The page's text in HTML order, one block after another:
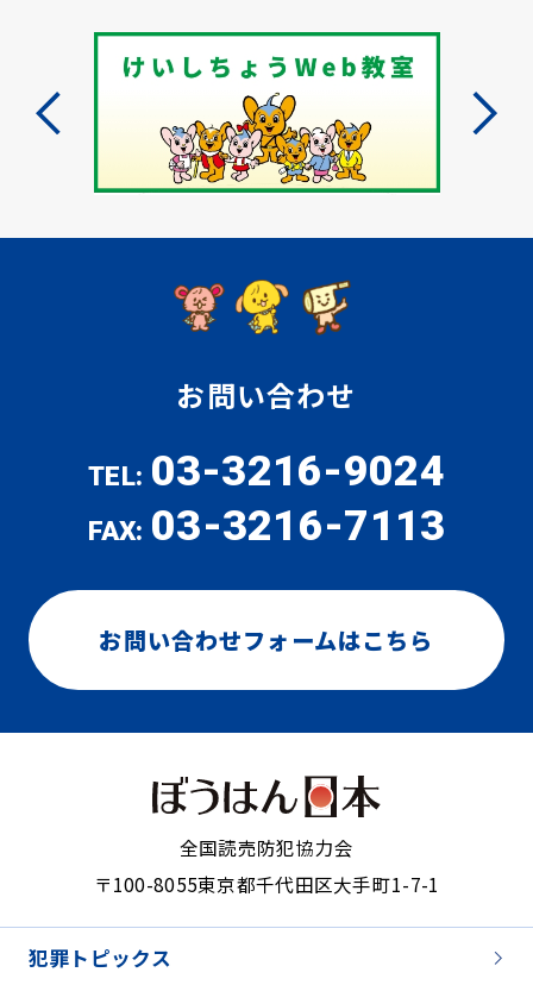
お問い合わせ
TEL: 03-3216-9024
FAX: 03-3216-7113
お問い合わせフォームはこちら
全国読売防犯協力会
〒100-8055東京都千代田区大手町1-7-1
犯罪トピックス